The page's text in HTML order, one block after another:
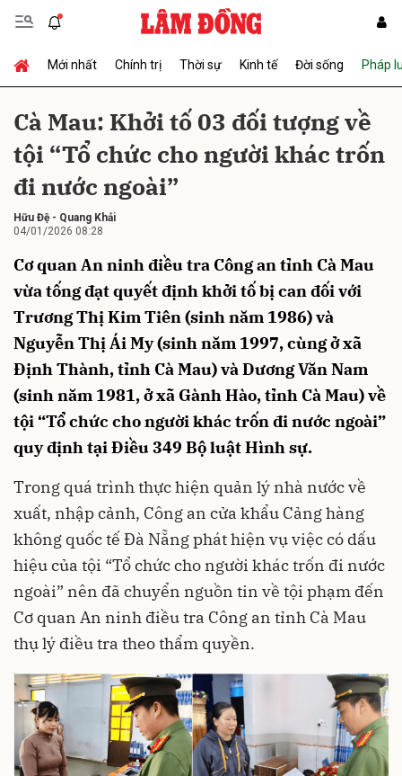
Mới nhất Chính trị Thời sự Kinh tế Đời sống Pháp
Cà Mau: Khởi tố 03 đối tượng về
tội “Tổ chức cho người khác trốn
đi nước ngoài”
Hữu Đệ- Quang Khải
04/01/2026 08:28
Cơ quan An ninh điều tra Công an tỉnh Cà Mau
vừa tống đạt quyết định khởi tố bị can đối với
Trương Thị Kim Tiên (sinh năm 1986) và
Nguyễn Thị Ái My (sinh năm 1997, cùng ở xã
Định Thành, tỉnh Cà Mau) và Dương Văn Nam
(sinh năm 1981, ở xã Gành Hào, tỉnh Cà Mau) về
tội “Tổ chức cho người khác trốn đi nước ngoài”
quy định tại Điều 349 Bộ luật Hình sự.
Trong quá trình thực hiện quản lý nhà nước về
xuất, nhập cảnh, Công an cửa khẩu Cảng hàng
không quốc tế Đà Nẵng phát hiện vụ việc có dấu
hiệu của tội “Tổ chức cho người khác trốn đi nước
ngoài” nên đã chuyển nguồn tin về tội phạm đến
Cơ quan An ninh điều tra Công an tỉnh Cà Mau
thụ lý điều tra theo thẩm quyền.
Gửi bình luận
Hủy Gửi